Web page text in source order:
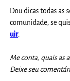
Dou dicas todas as
comunidade, se
uir.
Me conta, quais as
Deixe seu